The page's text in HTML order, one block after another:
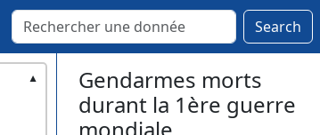
Search
▼
Gendarmes morts
durant la 1ère guerre
André Jean MPF
DUPLAA Jean Pierre MPF
DUTEIL François Joseph
MPF
DUTOT François Emile
DUVAL Francois